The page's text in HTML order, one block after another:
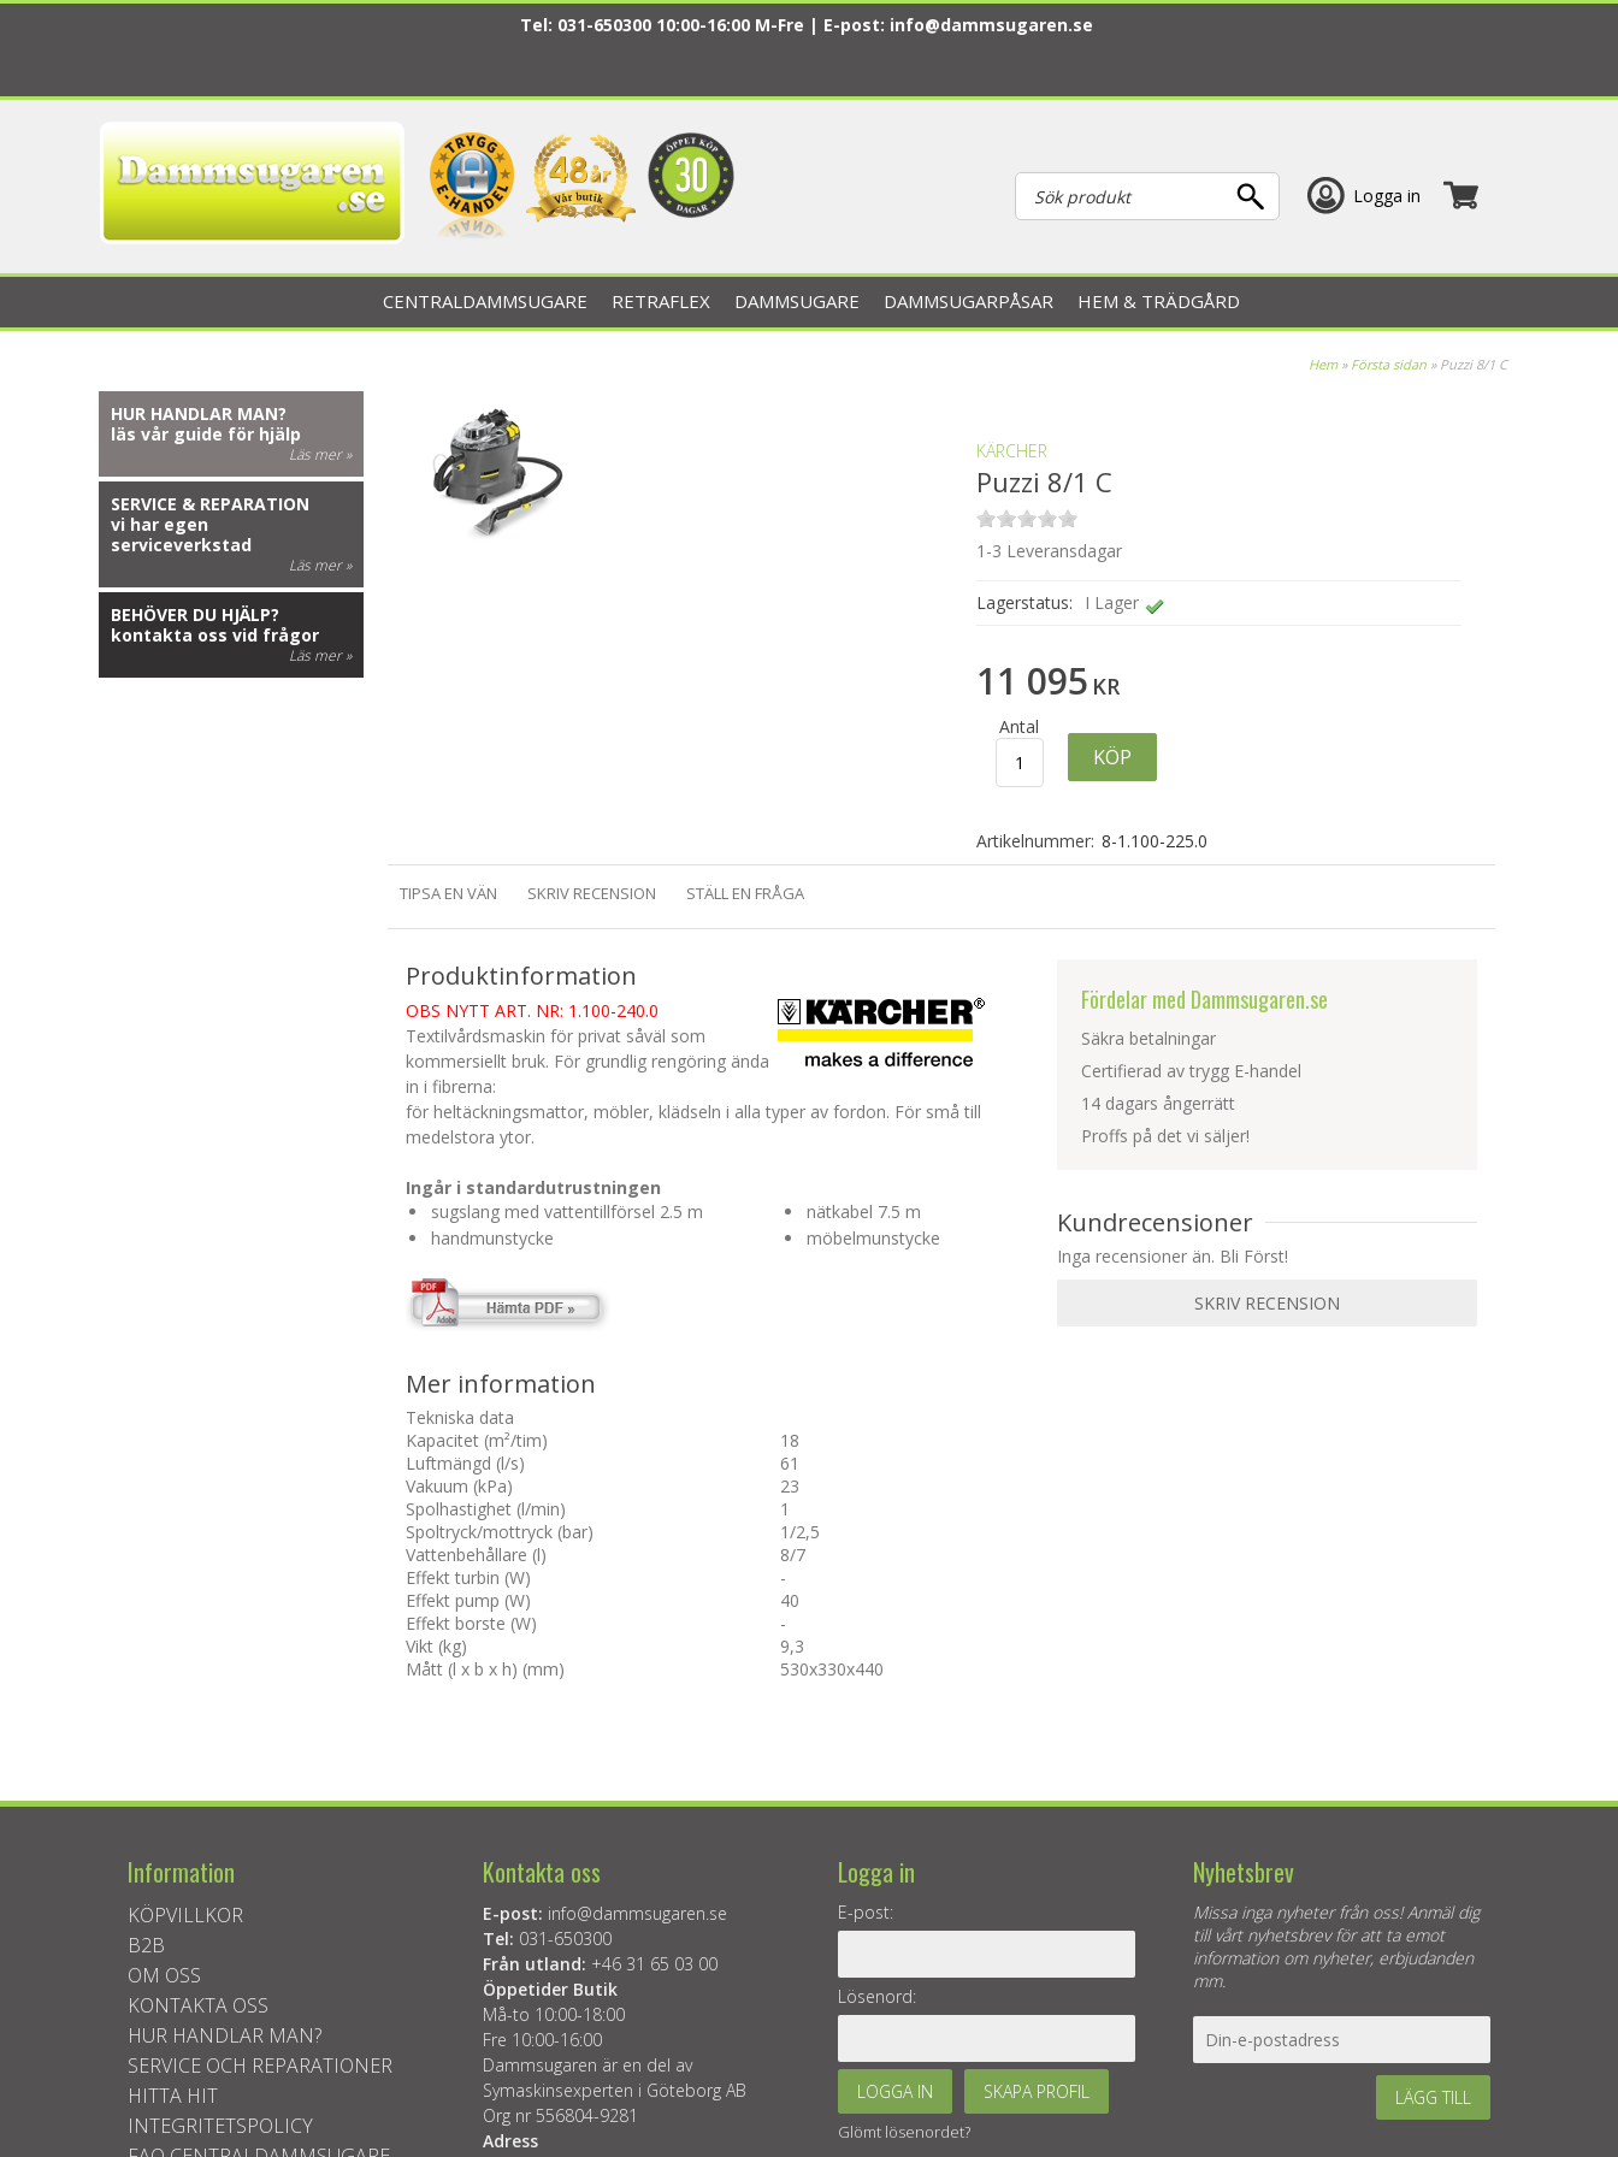
Tel: 031-650300 10:00-16:00 M-Fre | E-post: info@dammsugaren.se
Logga in
CENTRALDAMMSUGARE RETRAFLEX DAMMSUGARE DAMMSUGARPÅSAR HEM & TRÄDGÅRD
HUR HANDLAR MAN?
läs vår guide för hjälp
Läs mer »
SERVICE & REPARATION
vi har egen
serviceverkstad
Läs mer »
BEHÖVER DU HJÄLP?
kontakta oss vid frågor
Läs mer »
Hem» Första sidan » Puzzi 8/1 C
KÄRCHER
Puzzi 8/1 C
1-3 Leveransdagar
Lagerstatus: I Lager
11 095 KR
Antal
KÖP
Artikelnummer: 8-1.100-225.0
TIPSA EN VÄN SKRIV RECENSION STÄLL EN FRÅGA
Produktinformation
OBS NYTT ART. NR: 1.100-240.0
Textilvårdsmaskin för privat såväl som
kommersiellt bruk. För grundlig rengöring ända
in i fibrerna:
för heltäckningsmattor, möbler, klädseln i alla typer av fordon. För små till
medelstora ytor.
Ingår i standardutrustningen
sugslang med vattentillförsel 2.5 m
handmunstycke
nätkabel 7.5 m
möbelmunstycke
Mer information
Tekniska data
Kapacitet (m²/tim)
18
Luftmängd (l/s)
61
Vakuum (kPa)
23
Spolhastighet (l/min)
1
Spoltryck/mottryck (bar)
1/2,5
Vattenbehållare (l)
8/7
Effekt turbin (W)
-
Effekt pump (W)
40
Effekt borste (W)
-
Vikt (kg)
9,3
Mått (l x b x h) (mm)
530x330x440
Fördelar med Dammsugaren.se
Säkra betalningar
Certifierad av trygg E-handel
14 dagars ångerrätt
Proffs på det vi säljer!
Kundrecensioner
Inga recensioner än. Bli Först!
SKRIV RECENSION
Information
KÖPVILLKOR
B2B
OM OSS
KONTAKTA OSS
HUR HANDLAR MAN?
SERVICE OCH REPARATIONER
HITTA HIT
INTEGRITETSPOLICY
Kontakta oss
E-post: info@dammsugaren.se
Tel: 031-650300
Från utland: +46 31 65 03 00
Öppetider Butik
Må-to 10:00-18:00
Fre 10:00-16:00
Dammsugaren är en del av
Symaskinsexperten i Göteborg AB
Org nr 556804-9281
Adress
Logga in
E-post:
Lösenord:
LOGGA IN SKAPA PROFIL
Glömt lösenordet?
Nyhetsbrev
Missa inga nyheter från oss! Anmäl dig
till vårt nyhetsbrev för att ta emot
information om nyheter, erbjudanden
mm.
LÄGG TILL